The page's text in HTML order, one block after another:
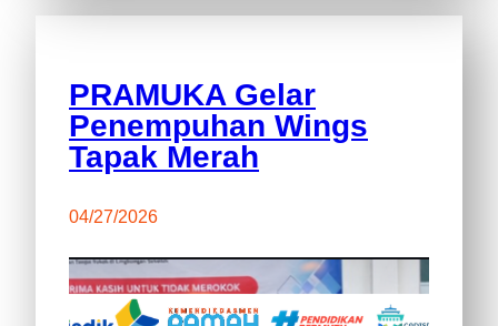
PRAMUKA Gelar
Penempuhan Wings
Tapak Merah
04/27/2026